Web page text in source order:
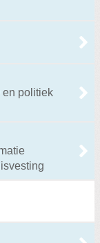
en politiek